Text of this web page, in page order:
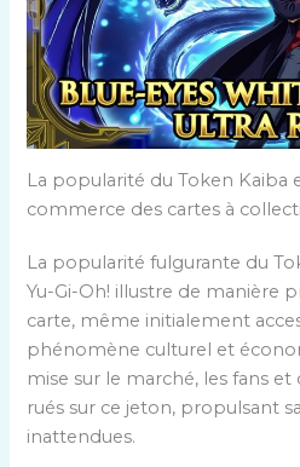
La popularité du Token Kaiba
commerce des cartes à
La popularité fulgurante du
Yu-Gi-Oh! illustre de manière
carte, même initialement
phénomène culturel et
mise sur le marché, les fans
rués sur ce jeton, propulsant
inattendues.